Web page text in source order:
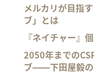
メルカリが目指
ブ」とは
『ネイチャー』
2050年までの
ブ――下田屋毅の